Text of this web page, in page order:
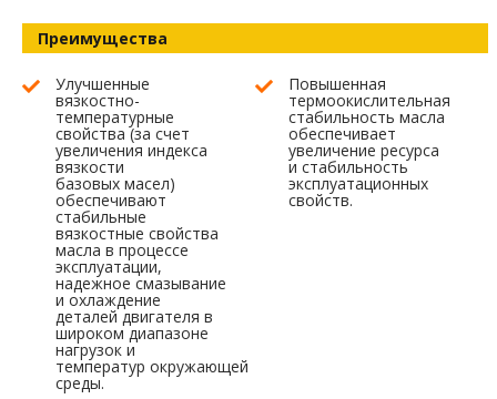
Преимущества
Улучшенные
вязкостно-
температурные
свойства (за счет
увеличения индекса
вязкости
базовых масел)
обеспечивают
стабильные
вязкостные свойства
масла в процессе
эксплуатации,
надежное смазывание
и охлаждение
деталей двигателя в
широком диапазоне
нагрузок и
температур окружающей
среды.
Повышенная
термоокислительная
стабильность масла
обеспечивает
увеличение ресурса
и стабильность
эксплуатационных
свойств.